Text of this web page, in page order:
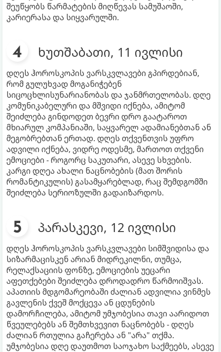
შეუწყობს წარმატების მიღწევას სამუშაოში,
კარიერასა და სიყვარულში.
ხუთშაბათი, 11 ივლისი
დღეს ჰოროსკოპის ვარსკვლავები გპირდებიან,
რომ გულუხვად მოგანიჭებენ
სიცოცხლისუნარიანობას და ჯანმრთელობას. დღე
კომუნიკაბელური და მშვიდი იქნება, ამიტომ
შეიძლება გინდოდეთ ბევრი დრო გაატაროთ
მხიარულ კომპანიაში, საყვარელ ადამიანებთან ან
მეგობრებთან ერთად. დღეს თქვენთვის უფრო
ადვილი იქნება, ვიდრე ოდესმე, მართოთ თქვენი
ემოციები - როგორც საკუთარი, ასევე სხვების.
კარგი დღეა ახალი ნაცნობების (მათ შორის
რომანტიკულის) გასამყარებლად, რაც შემდგომში
შეიძლება სერიოზულში გადაიზარდოს.
პარასკევი, 12 ივლისი
დღეს ჰოროსკოპის ვარსკვლავები სიმშვიდისა და
სიზარმაცისკენ არიან მიდრეკილნი, თუმცა,
რელაქსაციის ფონზე, ემოციების უეცარი
აფეთქებები შეიძლება დროდადრო წარმოიშვას.
აპათიის მდგომარეობაში ძალიან ადვილია ვინმეს
გავლენის ქვეშ მოქცევა ან ცდუნების
დამორჩილება, ამიტომ უმჯობესია თავი აარიდოთ
წვეულებებს ან შემთხვევით ნაცნობებს - დღეს
ძალიან რთულია გაჩერება ან "არა" თქმა.
უმჯობესია დღე დაუთმოთ საოჯახო საქმეებს, ასევე